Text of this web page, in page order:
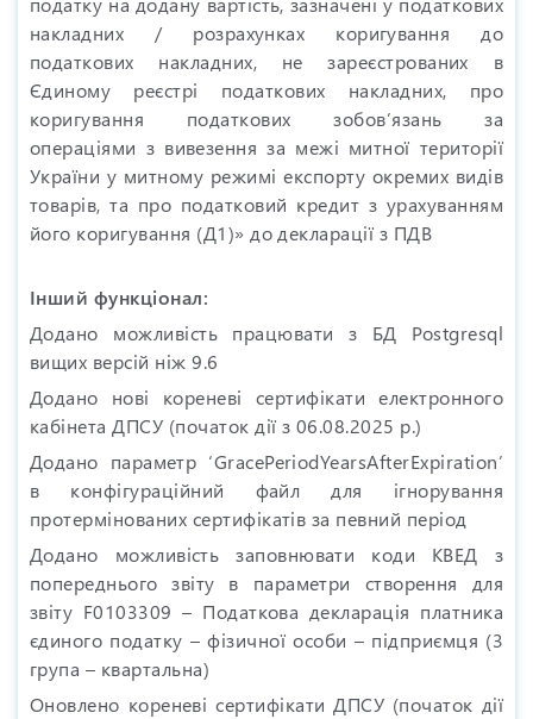
накладних / розрахунках коригування до
податкових накладних, не зареєстрованих в
Єдиному реєстрі податкових накладних, про
коригування податкових зобов’язань за
операціями з вивезення за межі митної території
України у митному режимі експорту окремих видів
товарів, та про податковий кредит з урахуванням
його коригування (Д1)» до декларації з ПДВ
Інший функціонал:
Додано можливість працювати з БД Postgresql
вищих версій ніж 9.6
Додано нові кореневі сертифікати електронного
кабінета ДПСУ (початок дії з 06.08.2025 р.)
Додано параметр ‘GracePeriodYearsAfterExpiration’
в конфігураційний файл для ігнорування
протермінованих сертифікатів за певний період
Додано можливість заповнювати коди КВЕД з
попереднього звіту в параметри створення для
звіту F0103309 – Податкова декларація платника
єдиного податку – фізичної особи – підприємця (3
група – квартальна)
Оновлено кореневі сертифікати ДПСУ (початок дії